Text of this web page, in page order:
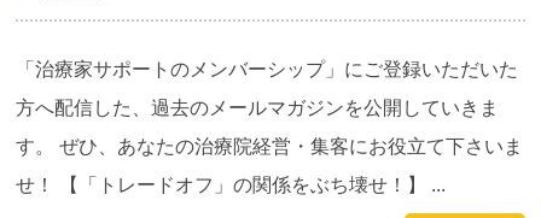
「治療家サポートのメンバーシップ」にご登録いただいた
方へ配信した、過去のメールマガジンを公開していきま
す。 ぜひ、あなたの治療院経営・集客にお役立て下さいま
せ！ 【「トレードオフ」の関係をぶち壊せ！】 ...